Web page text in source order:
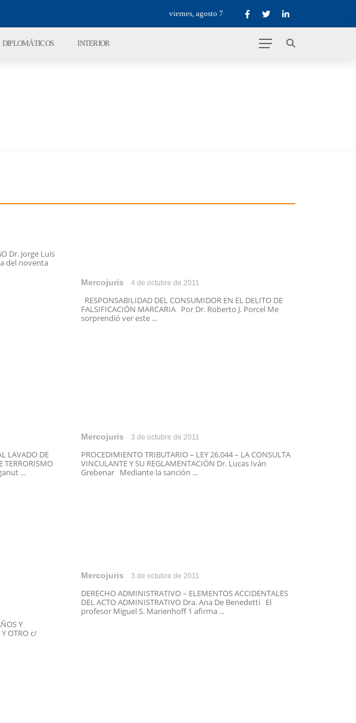
viernes, agosto 7
DIPLOMÁTICOS INTERIOR
Dr. Jorge Luis
del noventa
Mercojuris 4 de octubre de 2011
RESPONSABILIDAD DEL CONSUMIDOR EN EL DELITO DE
FALSIFICACIÓN MARCARIA Por Dr. Roberto J. Porcel Me
sorprendió ver este ...
LAVADO DE
TERRORISMO
...
Mercojuris 3 de octubre de 2011
PROCEDIMIENTO TRIBUTARIO – LEY 26.044 – LA CONSULTA
VINCULANTE Y SU REGLAMENTACIÓN Dr. Lucas Iván
Grebenar Mediante la sanción ...
Y
Y OTRO c/
Mercojuris 3 de octubre de 2011
DERECHO ADMINISTRATIVO – ELEMENTOS ACCIDENTALES
DEL ACTO ADMINISTRATIVO Dra. Ana De Benedetti El
profesor Miguel S. Marienhoff 1 afirma ...